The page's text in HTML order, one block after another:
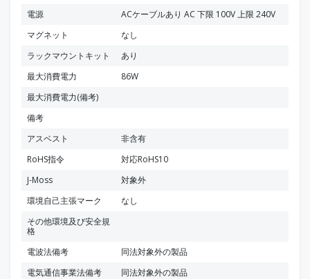
電源
ACケーブルあり AC 下限 100V 上限 240V
マグネット
なし
ラックマウントキット
あり
最大消費電力
86W
最大消費電力(備考)
備考
アスベスト
非含有
RoHS指令
対応RoHS10
J-Moss
対象外
環境自己主張マーク
なし
その他環境及び安全規
格
電波法備考
同法対象外の製品
電気通信事業法備考
同法対象外の製品